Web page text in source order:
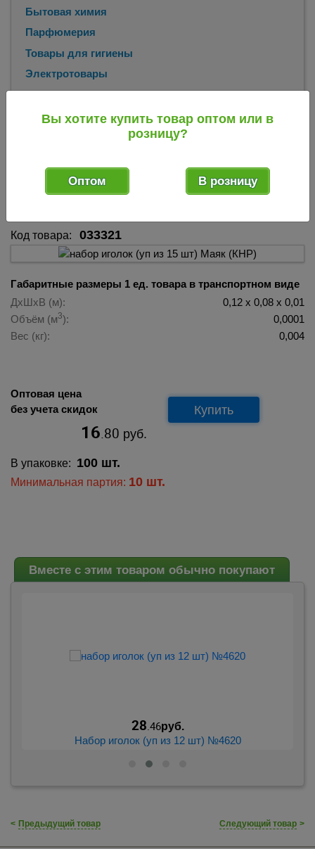
Бытовая химия
Парфюмерия
Товары для гигиены
Электротовары
Бытовая техника
Парфюмерия /Галантерея
Код товара: 033321
Габаритные размеры 1 ед. товара в транспортном виде
ДхШхВ (м):
0,12 х 0,08 х 0,01
Объём (м3):
0,0001
Вес (кг):
0,004
Оптовая цена
без учета скидок
16.80 руб.
Купить
В упаковке: 100 шт.
Минимальная партия: 10 шт.
Вместе с этим товаром обычно покупают
28 .46руб.
Набор иголок (уп из 12 шт) №4620
< Предыдущий товар Следующий товар >
Вы хотите купить товар оптом или в
розницу?
Оптом В розницу